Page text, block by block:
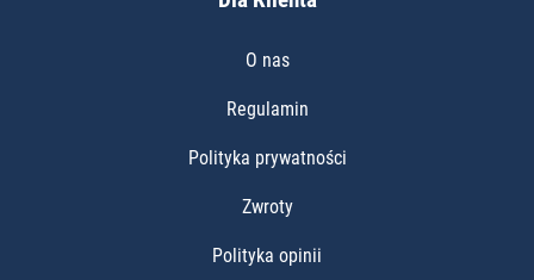
O nas
Regulamin
Polityka prywatności
Zwroty
Polityka opinii